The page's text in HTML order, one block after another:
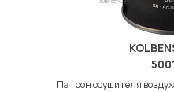
Патрон осушителя